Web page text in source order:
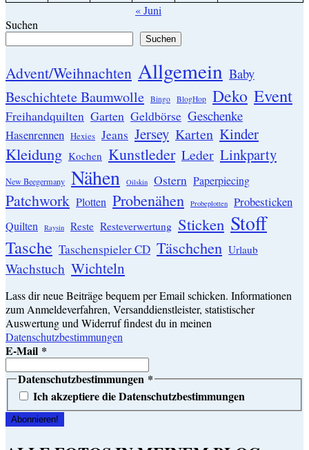
« Juni
Suchen
Suchen
Advent/Weihnachten Allgemein Baby
Beschichtete Baumwolle Bingo BlogHop Deko Event
Freihandquilten Garten Geldbörse Geschenke
Hasenrennen Hexies Jeans Jersey Karten Kinder
Kleidung Kochen Kunstleder Leder Linkparty
New Beegermany Nähen Oilskin Ostern Paperpiecing
Patchwork Plotten Probenähen Probeplotten Probesticken
Quilten Raysin Reste Resteverwertung Sticken Stoff
Tasche Taschenspieler CD Täschchen Urlaub
Wachstuch Wichteln
Lass dir neue Beiträge bequem per Email schicken. Informationen
zum Anmeldeverfahren, Versanddienstleister, statistischer
Auswertung und Widerruf findest du in meinen
Datenschutzbestimmungen
E-Mail *
Datenschutzbestimmungen *
Ich akzeptiere die Datenschutzbestimmungen